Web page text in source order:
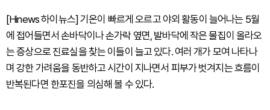
[Hinews 하이뉴스] 기온이 빠르게 오르고 야외 활동이 늘어나는 5월
에 접어들면서 손바닥이나 손가락 옆면, 발바닥에 작은 물집이 올라오
는 증상으로 진료실을 찾는 이들이 늘고 있다. 여러 개가 모여 나타나
며 강한 가려움을 동반하고 시간이 지나면서 피부가 벗겨지는 흐름이
반복된다면 한포진을 의심해 볼 수 있다.